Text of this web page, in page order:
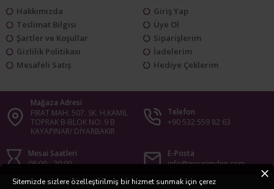
Hakkımızda
Teslimat Bilgisi
Şartler ve Koşullar
Gizlilik Politikası
Mesafeli Satış
Giriş Yap
Üye Ol
Siparişlerim
İadelerim
Hediye Çeklerim
Mağaza Adresi
FIRAT MAH. 507. SK. H.KAMİL
TOPRAK B-BLOK NO: 9 B
KAYAPINAR/ DİYARBAKIR
Telefon
+90 532 559 82 63
Mesai Saatleri
08:00 - 20:00
E-Posta
info@mevsimden.com
Sitemizde sizlere özelleştirilmiş bir hizmet sunmak için çerez